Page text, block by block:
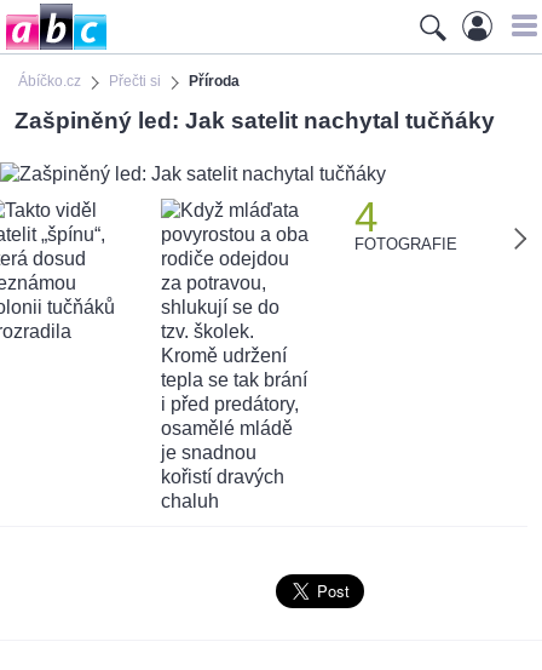
Ábíčko.cz Přečti si Příroda
Zašpiněný led: Jak satelit nachytal tučňáky
4
FOTOGRAFIE